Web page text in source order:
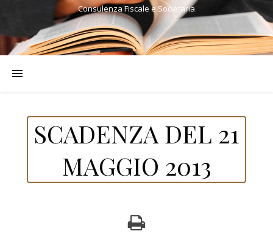
Consulenza Fiscale e Societaria
SCADENZA DEL 21
MAGGIO 2013